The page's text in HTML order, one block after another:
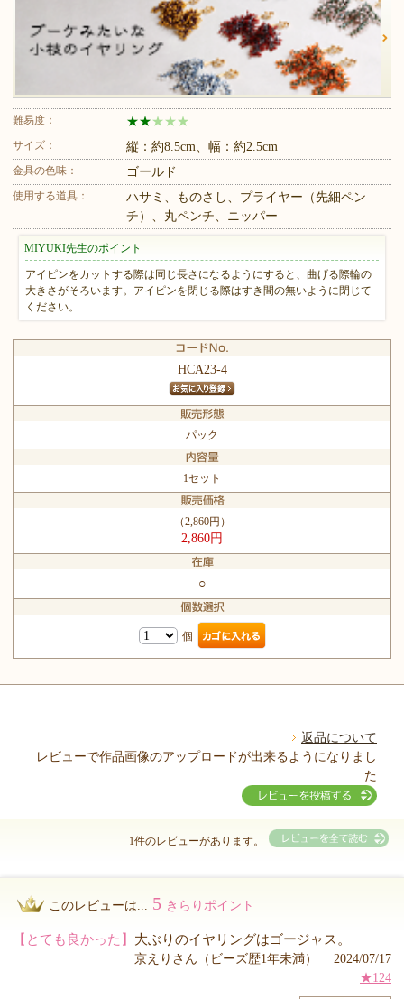
難易度： ★★ ★ ★ ★
サイズ： 縦：約8.5cm、幅：約2.5cm
金具の色味： ゴールド
使用する道具：
ハサミ、ものさし、プライヤー（先細ペン
チ）、丸ペンチ、ニッパー
MIYUKI先生のポイント
アイピンをカットする際は同じ長さになるようにすると、曲げる際輪の
大きさがそろいます。アイピンを閉じる際はすき間の無いように閉じて
ください。
HCA23-4
パック
1セット
（2,860円）
2,860円
○
個
返品について
レビューで作品画像のアップロードが出来るようになりまし
た
1件のレビューがあります。
このレビューは... 5 きらりポイント
【とても良かった】 大ぶりのイヤリングはゴージャス。
京えりさん（ビーズ歴1年未満） 2024/07/17
★124